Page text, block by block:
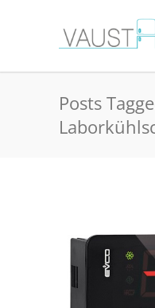
Posts